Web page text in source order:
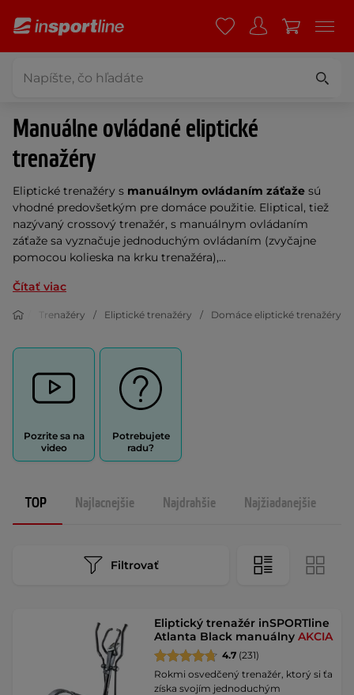
Manuálne ovládané eliptické
trenažéry
Eliptické trenažéry s manuálnym ovládaním záťaže sú
vhodné predovšetkým pre domáce použitie. Eliptical, tiež
nazývaný crossový trenažér, s manuálnym ovládaním
záťaže sa vyznačuje jednoduchým ovládaním (zvyčajne
pomocou kolieska na krku trenažéra),...
Čítať viac
Trenažéry Eliptické trenažéry Domáce eliptické trenažéry
Pozrite sa na
video
Potrebujete
radu?
TOP Najlacnejšie Najdrahšie Najžiadanejšie
Filtrovať
Eliptický trenažér inSPORTline
Atlanta Black manuálnyAKCIA
4.7 (231)
Rokmi osvedčený trenažér, ktorý si ťa
získa svojím jednoduchým